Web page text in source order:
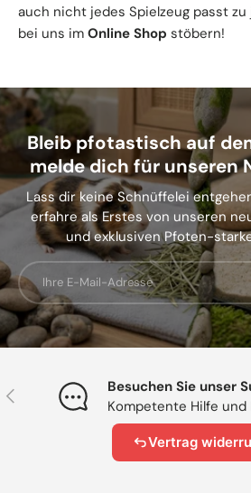
auch nicht jedes Spielzeug passt
bei uns im Online Shop stöbern!
Bleib pfotastisch auf
melde dich für unseren
Lass dir keine Schnüffelei
erfahre als Erstes von unseren
und exklusiven Pfoten-
E-Mail
Vorherige
Besuchen Sie unser
Kompetente Hilfe und
Vertrag